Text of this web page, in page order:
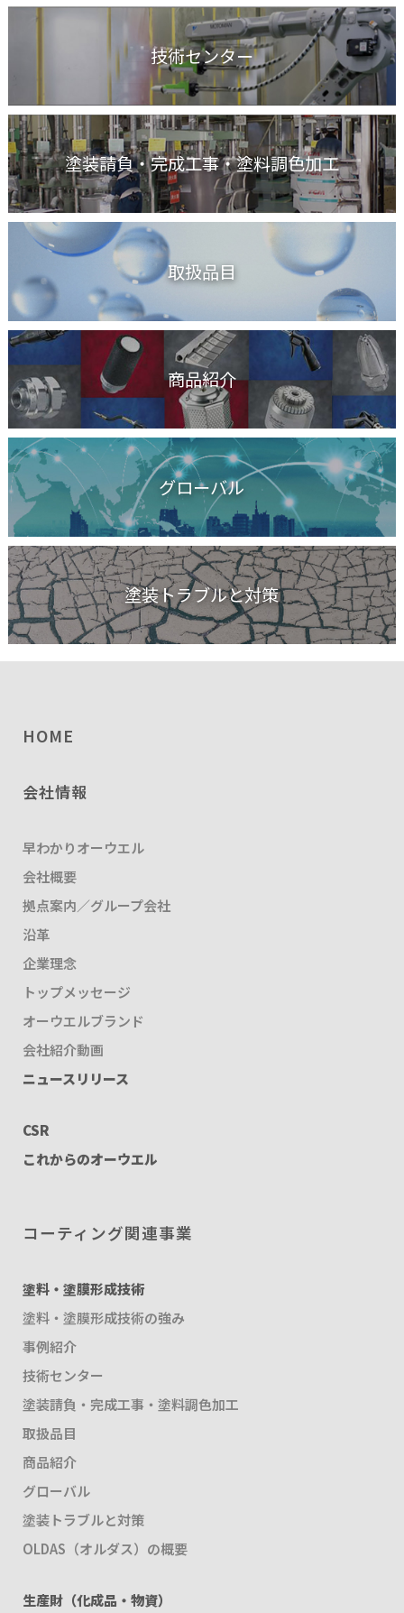
技術センター
塗装請負・完成工事・塗料調色加工
取扱品目
商品紹介
グローバル
塗装トラブルと対策
HOME
会社情報
早わかりオーウエル
会社概要
拠点案内／グループ会社
沿革
企業理念
トップメッセージ
オーウエルブランド
会社紹介動画
ニュースリリース
CSR
これからのオーウエル
コーティング関連事業
塗料・塗膜形成技術
塗料・塗膜形成技術の強み
事例紹介
技術センター
塗装請負・完成工事・塗料調色加工
取扱品目
商品紹介
グローバル
塗装トラブルと対策
OLDAS（オルダス）の概要
生産財（化成品・物資）